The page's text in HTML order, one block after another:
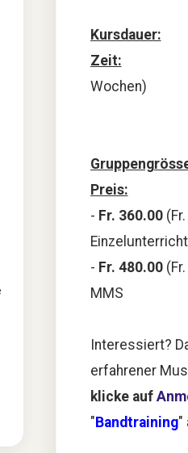
Kursdauer: 9
Zeit: jeweils
Wochen)
Kurs A:
Kurs B:
Preis: 9 x
- Fr. 360.00
Einzelunterricht
- Fr. 480.00(Fr.
MMS
Interessiert?
erfahrener
klicke auf
"Bandtraining"